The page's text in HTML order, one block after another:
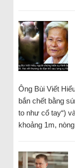
Ông Bùi Viết
bắn chết bằng
to như cổ tay“)
khoảng 1m,